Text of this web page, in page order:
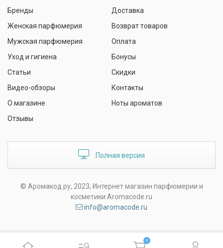
Бренды
Женская парфюмерия
Мужская парфюмерия
Уход и гигиена
Статьи
Видео-обзоры
О магазине
Отзывы
Доставка
Возврат товаров
Оплата
Бонусы
Скидки
Контакты
Ноты ароматов
Полная версия
© Аромакод.ру, 2023, Интернет магазин парфюмерии и
косметики Aromacode.ru
info@aromacode.ru
0